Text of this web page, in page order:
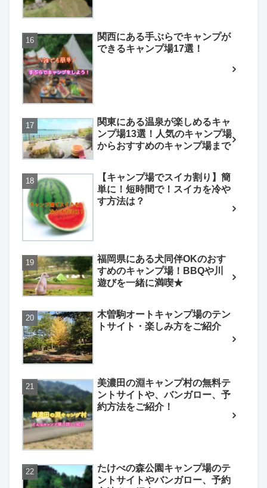
関西にある手ぶらでキャンプが
できるキャンプ場17選！
関東にある温泉が楽しめるキャ
ンプ場13選！人気のキャンプ場
からおすすめのキャンプ場まで
【キャンプ場でスイカ割り】簡
単に！短時間で！スイカを冷や
す方法は？
福岡県にある犬同伴OKのおす
すめのキャンプ場！BBQや川
遊びを一緒に満喫★
木曽駒オートキャンプ場のテン
トサイト・楽しみ方をご紹介
美濃田の淵キャンプ村の無料テ
ントサイトや、バンガロー、予
約方法をご紹介！
たけべの森公園キャンプ場のテ
ントサイトやバンガロー、予約